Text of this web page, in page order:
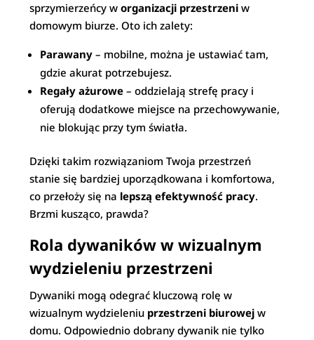
sprzymierzeńcy worganizacji przestrzeni w
domowym biurze. Oto ich zalety:
Parawany – mobilne, można je ustawiać tam,
gdzie akurat potrzebujesz.
Regały ażurowe – oddzielają strefę pracy i
oferują dodatkowe miejsce na przechowywanie,
nie blokując przy tym światła.
Dzięki takim rozwiązaniom Twoja przestrzeń
stanie się bardziej uporządkowana i komfortowa,
co przełoży się na lepszą efektywność pracy.
Brzmi kusząco, prawda?
Rola dywaników w wizualnym
wydzieleniu przestrzeni
Dywaniki mogą odegrać kluczową rolę w
wizualnym wydzieleniu przestrzeni biurowej w
domu. Odpowiednio dobrany dywanik nie tylko